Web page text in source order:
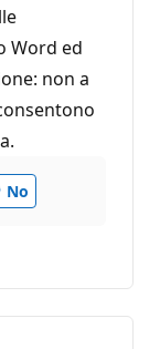
Word ed
non a
No